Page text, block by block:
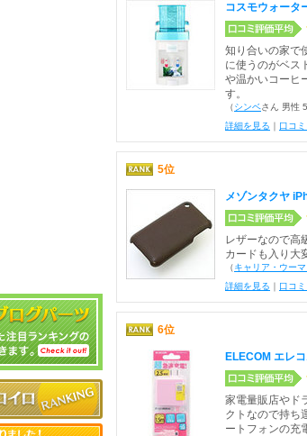
コスモウォータ
知り合いの家で
に使うのがベス
や温かいコーヒ
す。
（シンベさん 男性
詳細を見る ｜ 口コ
5位
メゾンタクヤ
レザーなので高
カードも入り大
（キャリア・ウーマ
詳細を見る ｜ 口コ
6位
ELECOM エレ
家電量販店やド
クトなので持ち
ートフォンの充